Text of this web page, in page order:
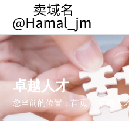
卓越人才
您当前的位置：首页 > 卓越人